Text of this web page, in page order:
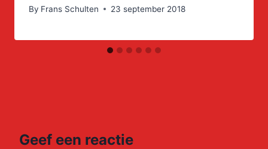
By Frans Schulten 23 september 2018
Geef een reactie